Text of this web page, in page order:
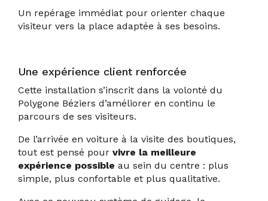
Un repérage immédiat pour orienter chaque
visiteur vers la place adaptée à ses besoins.
Une expérience client renforcée
Cette installation s’inscrit dans la volonté du
Polygone Béziers d’améliorer en continu le
parcours de ses visiteurs.
De l’arrivée en voiture à la visite des boutiques,
tout est pensé pour vivre la meilleure
expérience possible au sein du centre : plus
simple, plus confortable et plus qualitative.